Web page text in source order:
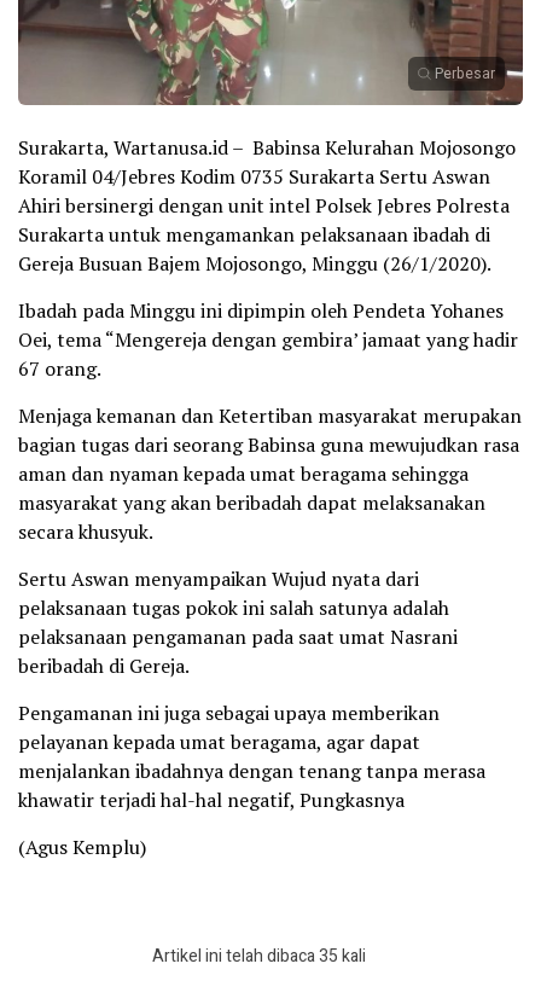
Perbesar
Surakarta, Wartanusa.id – Babinsa Kelurahan Mojosongo
Koramil 04/Jebres Kodim 0735 Surakarta Sertu Aswan
Ahiri bersinergi dengan unit intel Polsek Jebres Polresta
Surakarta untuk mengamankan pelaksanaan ibadah di
Gereja Busuan Bajem Mojosongo, Minggu (26/1/2020).
Ibadah pada Minggu ini dipimpin oleh Pendeta Yohanes
Oei, tema “Mengereja dengan gembira’ jamaat yang hadir
67 orang.
Menjaga kemanan dan Ketertiban masyarakat merupakan
bagian tugas dari seorang Babinsa guna mewujudkan rasa
aman dan nyaman kepada umat beragama sehingga
masyarakat yang akan beribadah dapat melaksanakan
secara khusyuk.
Sertu Aswan menyampaikan Wujud nyata dari
pelaksanaan tugas pokok ini salah satunya adalah
pelaksanaan pengamanan pada saat umat Nasrani
beribadah di Gereja.
Pengamanan ini juga sebagai upaya memberikan
pelayanan kepada umat beragama, agar dapat
menjalankan ibadahnya dengan tenang tanpa merasa
khawatir terjadi hal-hal negatif, Pungkasnya
(Agus Kemplu)
Artikel ini telah dibaca 35 kali